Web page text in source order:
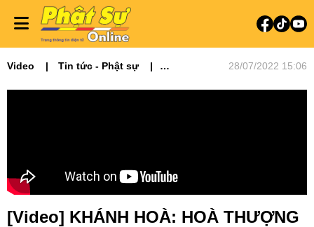
Video
Tin tức - Phật sự
28/07/2022 15:06
[Video] KHÁNH HOÀ: HOÀ THƯỢNG